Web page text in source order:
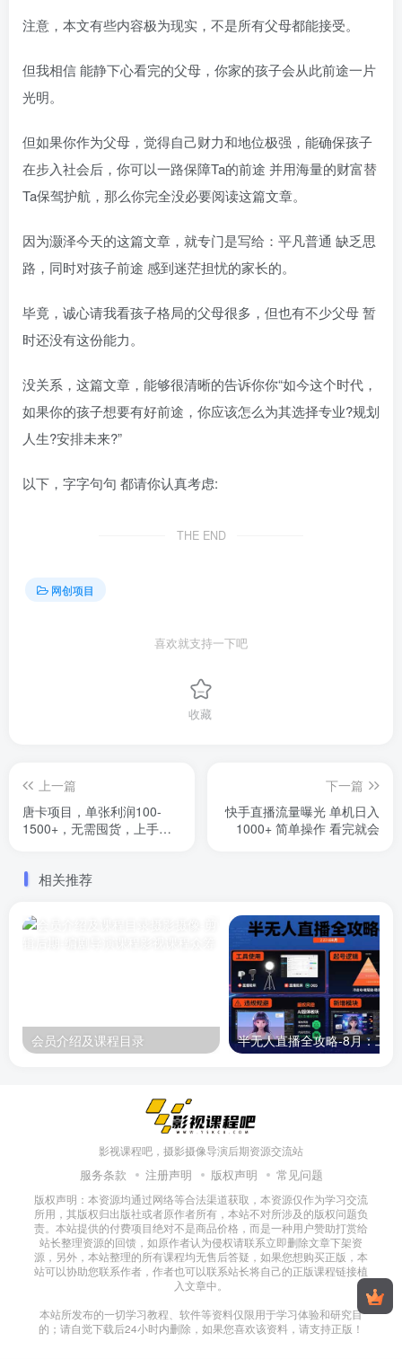
注意，本文有些内容极为现实，不是所有父母都能接受。
但我相信 能静下心看完的父母，你家的孩子会从此前途一片
光明。
但如果你作为父母，觉得自己财力和地位极强，能确保孩子
在步入社会后，你可以一路保障Ta的前途 并用海量的财富替
Ta保驾护航，那么你完全没必要阅读这篇文章。
因为灏泽今天的这篇文章，就专门是写给：平凡普通 缺乏思
路，同时对孩子前途 感到迷茫担忧的家长的。
毕竟，诚心请我看孩子格局的父母很多，但也有不少父母 暂
时还没有这份能力。
没关系，这篇文章，能够很清晰的告诉你你“如今这个时代，
如果你的孩子想要有好前途，你应该怎么为其选择专业?规划
人生?安排未来?”
以下，字字句句 都请你认真考虑:
THE END
网创项目
喜欢就支持一下吧
收藏
上一篇
唐卡项目，单张利润100-
1500+，无需囤货，上手简
下一篇
快手直播流量曝光 单机日入
1000+ 简单操作 看完就会
相关推荐
会员介绍及课程目录
影视课程吧，摄影摄像导演后期资源交流站
服务条款 注册声明 版权声明 常见问题
版权声明：本资源均通过网络等合法渠道获取，本资源仅作为学习交流
所用，其版权归出版社或者原作者所有，本站不对所涉及的版权问题负
责。本站提供的付费项目绝对不是商品价格，而是一种用户赞助打赏给
站长整理资源的回馈，如原作者认为侵权请联系立即删除文章下架资
源，另外，本站整理的所有课程均无售后答疑，如果您想购买正版，本
站可以协助您联系作者，作者也可以联系站长将自己的正版课程链接植
入文章中。
本站所发布的一切学习教程、软件等资料仅限用于学习体验和研究目
的；请自觉下载后24小时内删除，如果您喜欢该资料，请支持正版！